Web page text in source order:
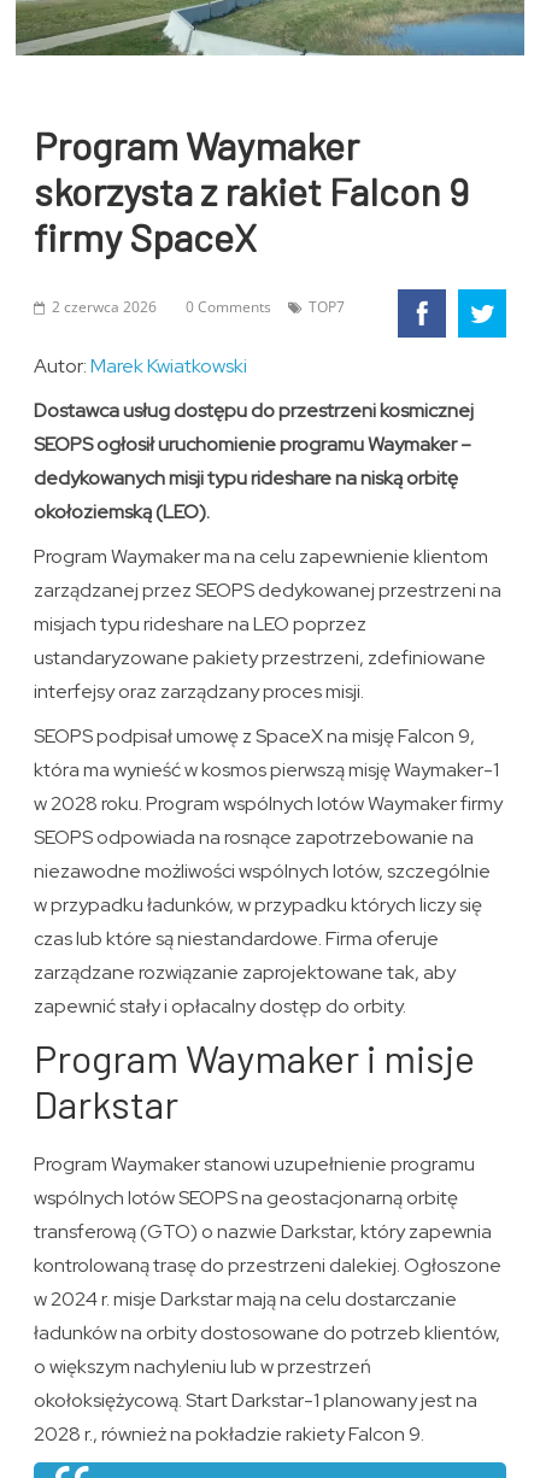
Program Waymaker
skorzysta z rakiet Falcon 9
firmy SpaceX
2 czerwca 2026 0 Comments TOP7
Autor:Marek Kwiatkowski
Dostawca usług dostępu do przestrzeni kosmicznej
SEOPS ogłosił uruchomienie programu Waymaker –
dedykowanych misji typu rideshare na niską orbitę
okołoziemską (LEO).
Program Waymaker ma na celu zapewnienie klientom
zarządzanej przez SEOPS dedykowanej przestrzeni na
misjach typu rideshare na LEO poprzez
ustandaryzowane pakiety przestrzeni, zdefiniowane
interfejsy oraz zarządzany proces misji.
SEOPS podpisał umowę z SpaceX na misję Falcon 9,
która ma wynieść w kosmos pierwszą misję Waymaker-1
w 2028 roku. Program wspólnych lotów Waymaker firmy
SEOPS odpowiada na rosnące zapotrzebowanie na
niezawodne możliwości wspólnych lotów, szczególnie
w przypadku ładunków, w przypadku których liczy się
czas lub które są niestandardowe. Firma oferuje
zarządzane rozwiązanie zaprojektowane tak, aby
zapewnić stały i opłacalny dostęp do orbity.
Program Waymaker i misje
Darkstar
Program Waymaker stanowi uzupełnienie programu
wspólnych lotów SEOPS na geostacjonarną orbitę
transferową (GTO) o nazwie Darkstar, który zapewnia
kontrolowaną trasę do przestrzeni dalekiej. Ogłoszone
w 2024 r. misje Darkstar mają na celu dostarczanie
ładunków na orbity dostosowane do potrzeb klientów,
o większym nachyleniu lub w przestrzeń
okołoksiężycową. Start Darkstar-1 planowany jest na
2028 r., również na pokładzie rakiety Falcon 9.